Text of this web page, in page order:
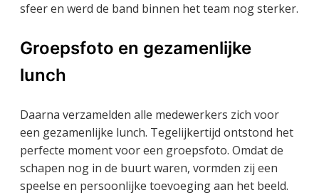
sfeer en werd de band binnen het team nog sterker.
Groepsfoto en gezamenlijke
lunch
Daarna verzamelden alle medewerkers zich voor
een gezamenlijke lunch. Tegelijkertijd ontstond het
perfecte moment voor een groepsfoto. Omdat de
schapen nog in de buurt waren, vormden zij een
speelse en persoonlijke toevoeging aan het beeld.